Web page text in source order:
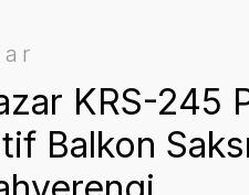
KRS-245
Balkon